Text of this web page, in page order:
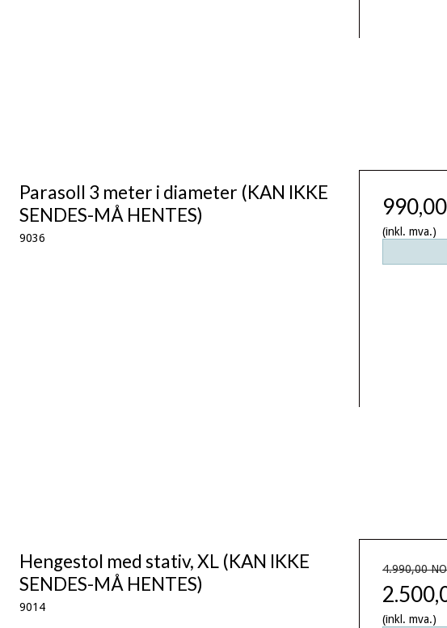
Parasoll 3 meter i diameter (KAN IKKE
SENDES-MÅ HENTES)
9036 (inkl. mva.)
Hengestol med stativ, XL (KAN IKKE
SENDES-MÅ HENTES)
9014
4.990,00
(inkl. mva.)